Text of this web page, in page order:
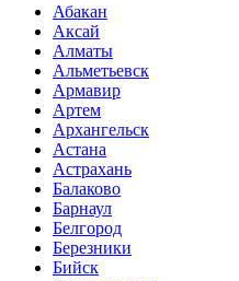
Абакан
Аксай
Алматы
Альметьевск
Армавир
Артем
Архангельск
Астана
Астрахань
Балаково
Барнаул
Белгород
Березники
Бийск